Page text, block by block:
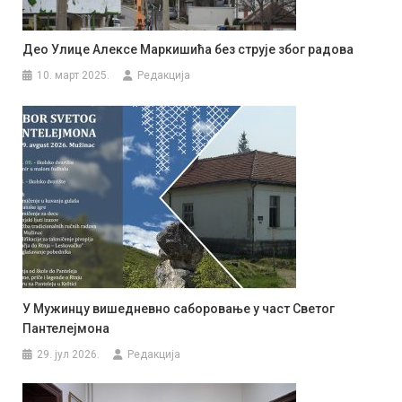
Део Улице Алексе Маркишића без струје због радова
10. март 2025. Редакција
У Мужинцу вишедневно саборовање у част Светог
Пантелејмона
29. јул 2026. Редакција